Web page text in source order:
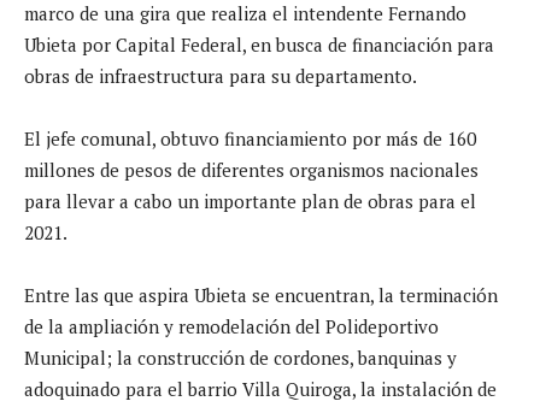
marco de una gira que realiza el intendente Fernando
Ubieta por Capital Federal, en busca de financiación para
obras de infraestructura para su departamento.
El jefe comunal, obtuvo financiamiento por más de 160
millones de pesos de diferentes organismos nacionales
para llevar a cabo un importante plan de obras para el
2021.
Entre las que aspira Ubieta se encuentran, la terminación
de la ampliación y remodelación del Polideportivo
Municipal; la construcción de cordones, banquinas y
adoquinado para el barrio Villa Quiroga, la instalación de